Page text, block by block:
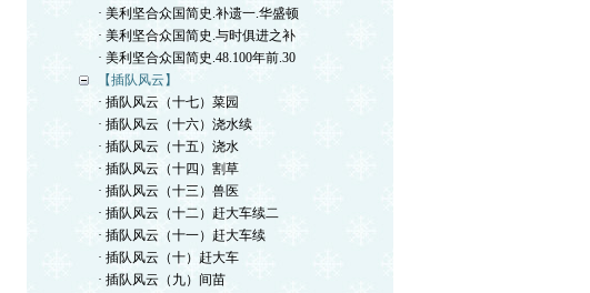
· 美利坚合众国简史.补遗一.华盛顿
· 美利坚合众国简史.与时俱进之补
· 美利坚合众国简史.48.100年前.30
【插队风云】
· 插队风云（十七）菜园
· 插队风云（十六）浇水续
· 插队风云（十五）浇水
· 插队风云（十四）割草
· 插队风云（十三）兽医
· 插队风云（十二）赶大车续二
· 插队风云（十一）赶大车续
· 插队风云（十）赶大车
· 插队风云（九）间苗